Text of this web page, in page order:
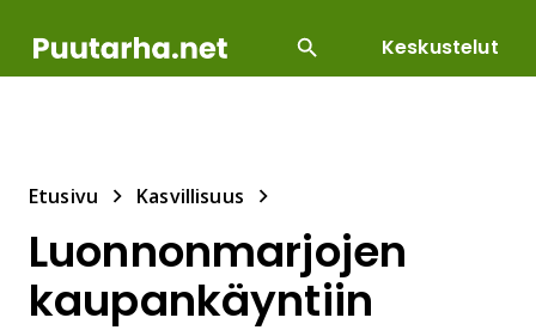
Keskustelut
Etusivu Kasvillisuus
Luonnonmarjojen
kaupankäyntiin